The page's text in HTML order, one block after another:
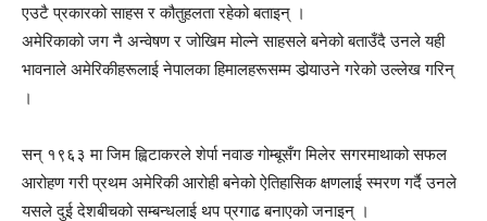
एउटै प्रकारको साहस र कौतुहलता रहेको बताइन् ।
अमेरिकाको जग नै अन्वेषण र जोखिम मोल्ने साहसले बनेको बताउँदै उनले यही
भावनाले अमेरिकीहरूलाई नेपालका हिमालहरूसम्म डोर्‍याउने गरेको उल्लेख गरिन्
।
सन् १९६३ मा जिम ह्विटाकरले शेर्पा नवाङ गोम्बूसँग मिलेर सगरमाथाको सफल
आरोहण गरी प्रथम अमेरिकी आरोही बनेको ऐतिहासिक क्षणलाई स्मरण गर्दै उनले
यसले दुई देशबीचको सम्बन्धलाई थप प्रगाढ बनाएको जनाइन् ।